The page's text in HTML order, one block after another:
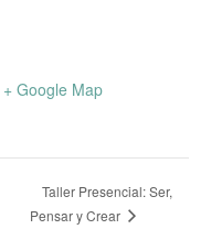
+ Google Map
Taller Presencial: Ser,
Pensar y Crear